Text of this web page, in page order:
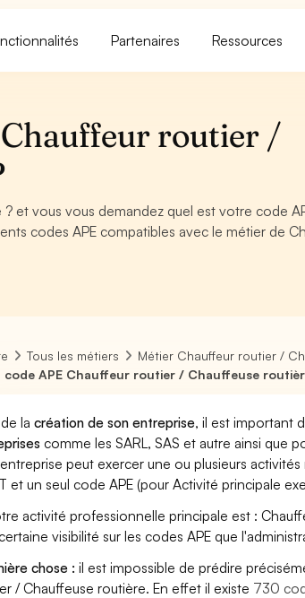
Partenaires Ressources
routier /
et vous vous demandez quel est votre code
codes APE compatibles avec le métier de
Tous les métiers
Métier Chauffeur routier /
code APE Chauffeur routier / Chauffeuse
lacréation de son entreprise, il est important
comme les SARL, SAS et autre ainsi que
peut exercer une ou plusieurs
et un seul code APE (pour Activité principale
activité professionnelle principale est :
visibilité sur les codes APE que
chose : il est impossible de prédire
/ Chauffeuse routière. En effet il existe 730